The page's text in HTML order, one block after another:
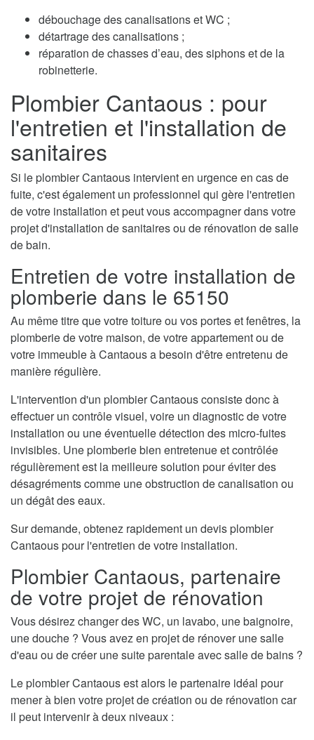
débouchage des canalisations et WC ;
détartrage des canalisations ;
réparation de chasses d’eau, des siphons et de la
robinetterie.
Plombier Cantaous : pour
l'entretien et l'installation de
sanitaires
Si le plombier Cantaous intervient en urgence en cas de
fuite, c'est également un professionnel qui gère l'entretien
de votre installation et peut vous accompagner dans votre
projet d'installation de sanitaires ou de rénovation de salle
de bain.
Entretien de votre installation de
plomberie dans le 65150
Au même titre que votre toiture ou vos portes et fenêtres, la
plomberie de votre maison, de votre appartement ou de
votre immeuble à Cantaous a besoin d'être entretenu de
manière régulière.
L'intervention d'un plombier Cantaous consiste donc à
effectuer un contrôle visuel, voire un diagnostic de votre
installation ou une éventuelle détection des micro-fuites
invisibles. Une plomberie bien entretenue et contrôlée
régulièrement est la meilleure solution pour éviter des
désagréments comme une obstruction de canalisation ou
un dégât des eaux.
Sur demande, obtenez rapidement un devis plombier
Cantaous pour l'entretien de votre installation.
Plombier Cantaous, partenaire
de votre projet de rénovation
Vous désirez changer des WC, un lavabo, une baignoire,
une douche ? Vous avez en projet de rénover une salle
d'eau ou de créer une suite parentale avec salle de bains ?
Le plombier Cantaous est alors le partenaire idéal pour
mener à bien votre projet de création ou de rénovation car
il peut intervenir à deux niveaux :